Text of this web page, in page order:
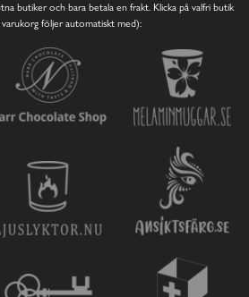
butiker och bara betala en frakt. Klicka på valfri butik
varukorg följer automatiskt med):